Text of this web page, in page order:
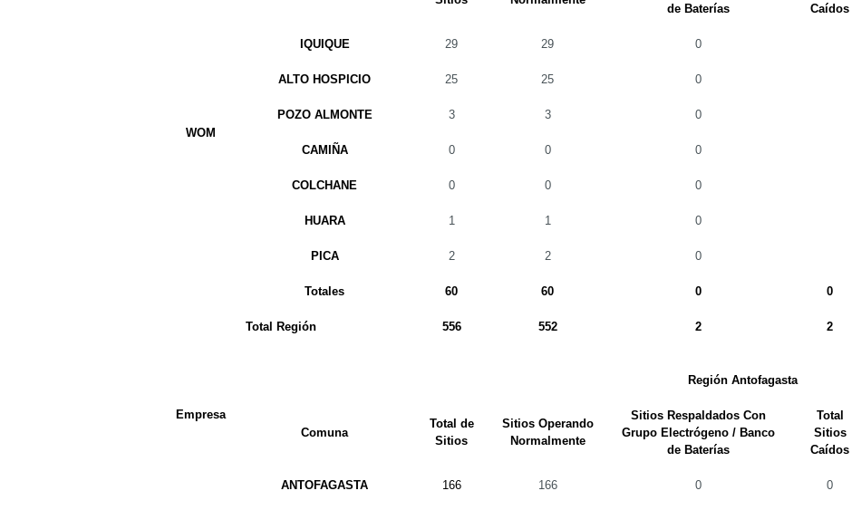
WOM
de Baterías
Caídos
IQUIQUE 29 29 0
ALTO HOSPICIO 25 25 0
POZO ALMONTE 3 3 0
CAMIÑA 0 0 0
COLCHANE 0 0 0
HUARA 1 1 0
PICA 2 2 0
Totales 60 60 0 0
Total Región 556 552 2 2
Empresa
Región Antofagasta
Comuna
Total de
Sitios
Sitios Operando
Normalmente
Sitios Respaldados Con
Grupo Electrógeno / Banco
de Baterías
Total
Sitios
Caídos
ANTOFAGASTA 166 166 0 0